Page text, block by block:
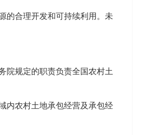
的合理开发和可持续利用。未
院规定的职责负责全国农村土
内农村土地承包经营及承包经